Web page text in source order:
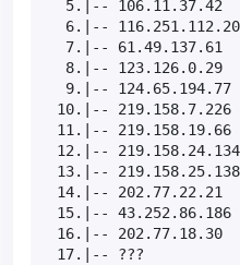
5.|-- 106.11.37.42
6.|--
7.|-- 61.49.137.61
8.|-- 123.126.0.29
9.|-- 124.65.194.77
10.|--
11.|--
12.|--
13.|--
14.|--
15.|--
16.|-- 202.77.18.30
17.|-- ???